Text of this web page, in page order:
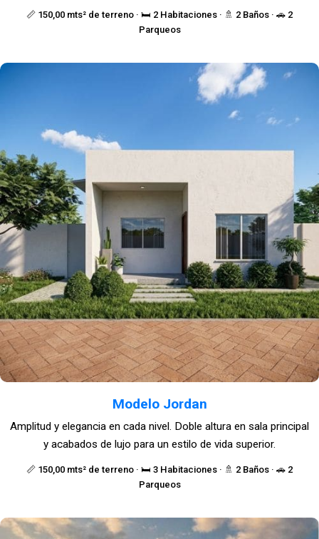
📏 150,00 mts² de terreno · 🛏️ 2 Habitaciones · 🚿 2 Baños · 🚗 2
Parqueos
Modelo Jordan
📏 150,00 mts² de terreno · 🛏️ 3 Habitaciones · 🚿 2 Baños · 🚗 2
Parqueos
Amplitud y elegancia en cada nivel. Doble altura en sala principal
y acabados de lujo para un estilo de vida superior.